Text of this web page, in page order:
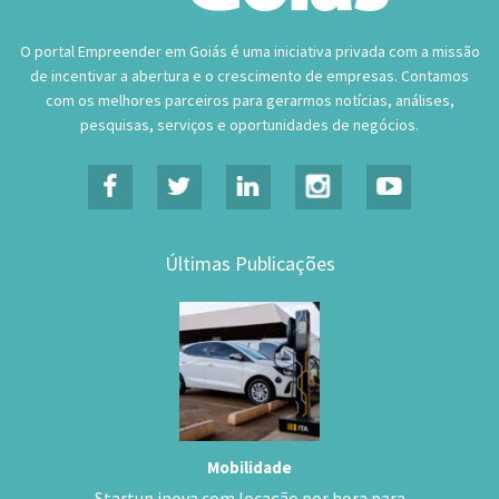
O portal Empreender em Goiás é uma iniciativa privada com a missão
de incentivar a abertura e o crescimento de empresas. Contamos
com os melhores parceiros para gerarmos notícias, análises,
pesquisas, serviços e oportunidades de negócios.
Últimas Publicações
Mobilidade